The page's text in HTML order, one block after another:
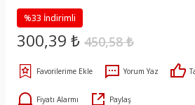
%33 İndirimli
300,39 ₺ 450,58 ₺
Yorum Yaz
Fiyatı Alarmı Paylaş